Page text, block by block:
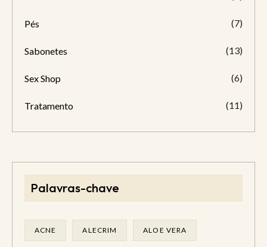
Pés (7)
Sabonetes (13)
Sex Shop (6)
Tratamento (11)
Palavras-chave
ACNE ALECRIM ALOE VERA